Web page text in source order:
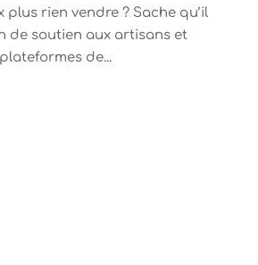
plus rien vendre ? Sache qu’il
de soutien aux artisans et
de...